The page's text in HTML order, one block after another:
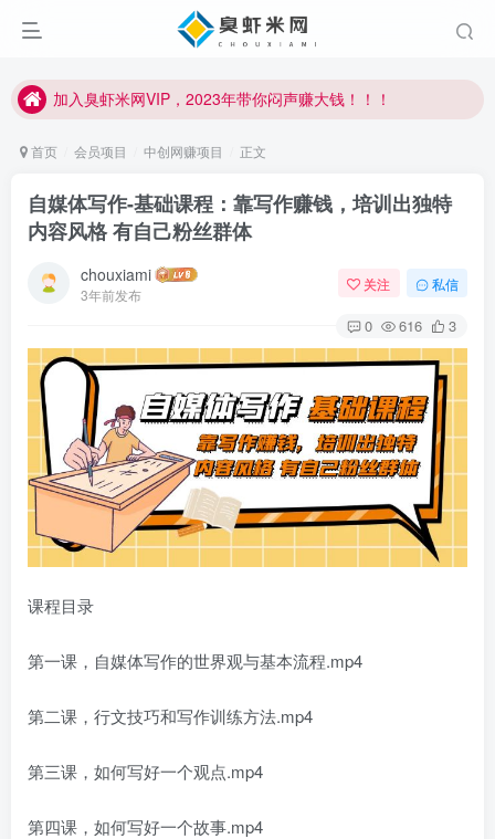
加入臭虾米网VIP，2023年带你闷声赚大钱！！！
加入臭虾米网VIP，2023年带你闷声赚大钱！！！
首页 会员项目 中创网赚项目 正文
自媒体写作-基础课程：靠写作赚钱，培训出独特
内容风格 有自己粉丝群体
chouxiami
3年前发布
关注 私信
0 616 3
课程目录
第一课，自媒体写作的世界观与基本流程.mp4
第二课，行文技巧和写作训练方法.mp4
第三课，如何写好一个观点.mp4
第四课，如何写好一个故事.mp4